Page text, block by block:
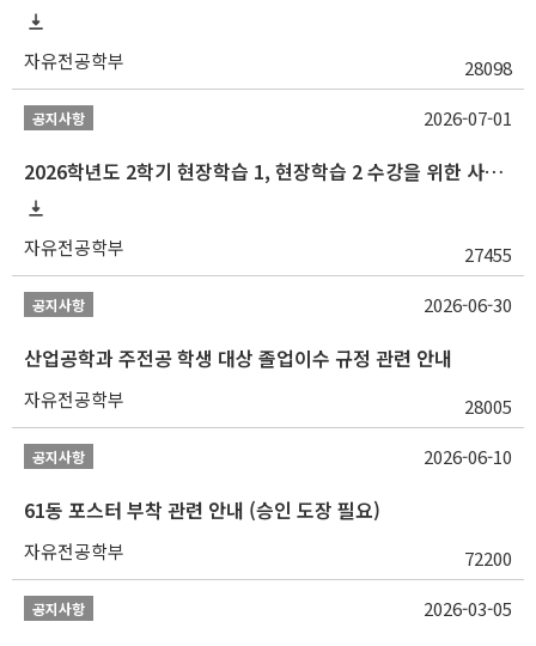
자유전공학부 28098
공지사항
2026학년도 2학기 현장학습 1, 현장학습 2 수강을 위한 사전승인 신청 안내
자유전공학부 27455
2026-07-01
공지사항
산업공학과 주전공 학생 대상 졸업이수 규정 관련 안내
자유전공학부 28005
2026-06-30
공지사항
61동 포스터 부착 관련 안내 (승인 도장 필요)
자유전공학부 72200
2026-06-10
공지사항 2026-03-05